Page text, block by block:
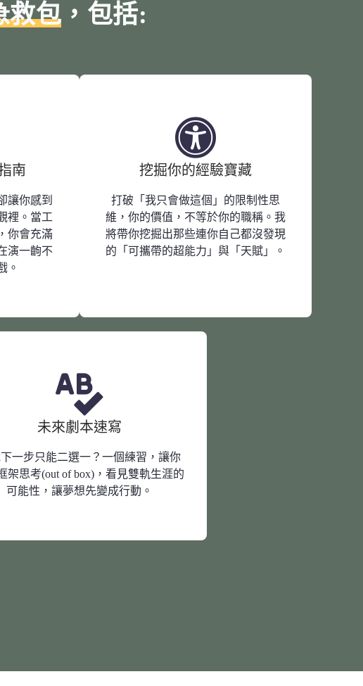
救包 ，包括:
南
讓你感到
裡。當工
你會充滿
演一齣不
。
挖掘你的經驗寶藏
打破「我只會做這個」的限制性思
維，你的價值，不等於你的職稱。我
將帶你挖掘出那些連你自己都沒發現
的「可攜帶的超能力」與「天賦」。
未來劇本速寫
一步只能二選一？一個練習，讓你
架思考(out of box)，看見雙軌生涯的
可能性，讓夢想先變成行動。